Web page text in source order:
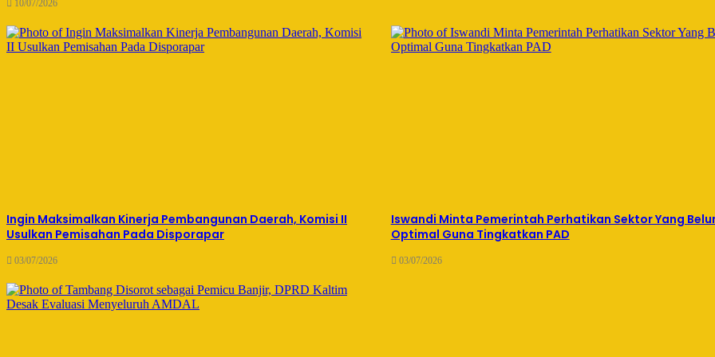
10/07/2026
Ingin Maksimalkan Kinerja Pembangunan Daerah, Komisi II
Usulkan Pemisahan Pada Disporapar
03/07/2026
Iswandi Minta Pemerintah Perhatikan Sektor Yang
Optimal Guna Tingkatkan PAD
03/07/2026